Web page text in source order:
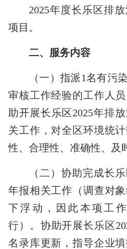
2025年度长乐区排
项目。
二、服务内容
（一）指派1名有污
审核工作经验的工作人
助开展长乐区2025年排
关工作，对全区环境统
性、合理性、准确性、及
（二）协助完成长
年报相关工作（调查对
下浮动，因此本项工
行）。协助开展长乐区
名录库更新，指导企业